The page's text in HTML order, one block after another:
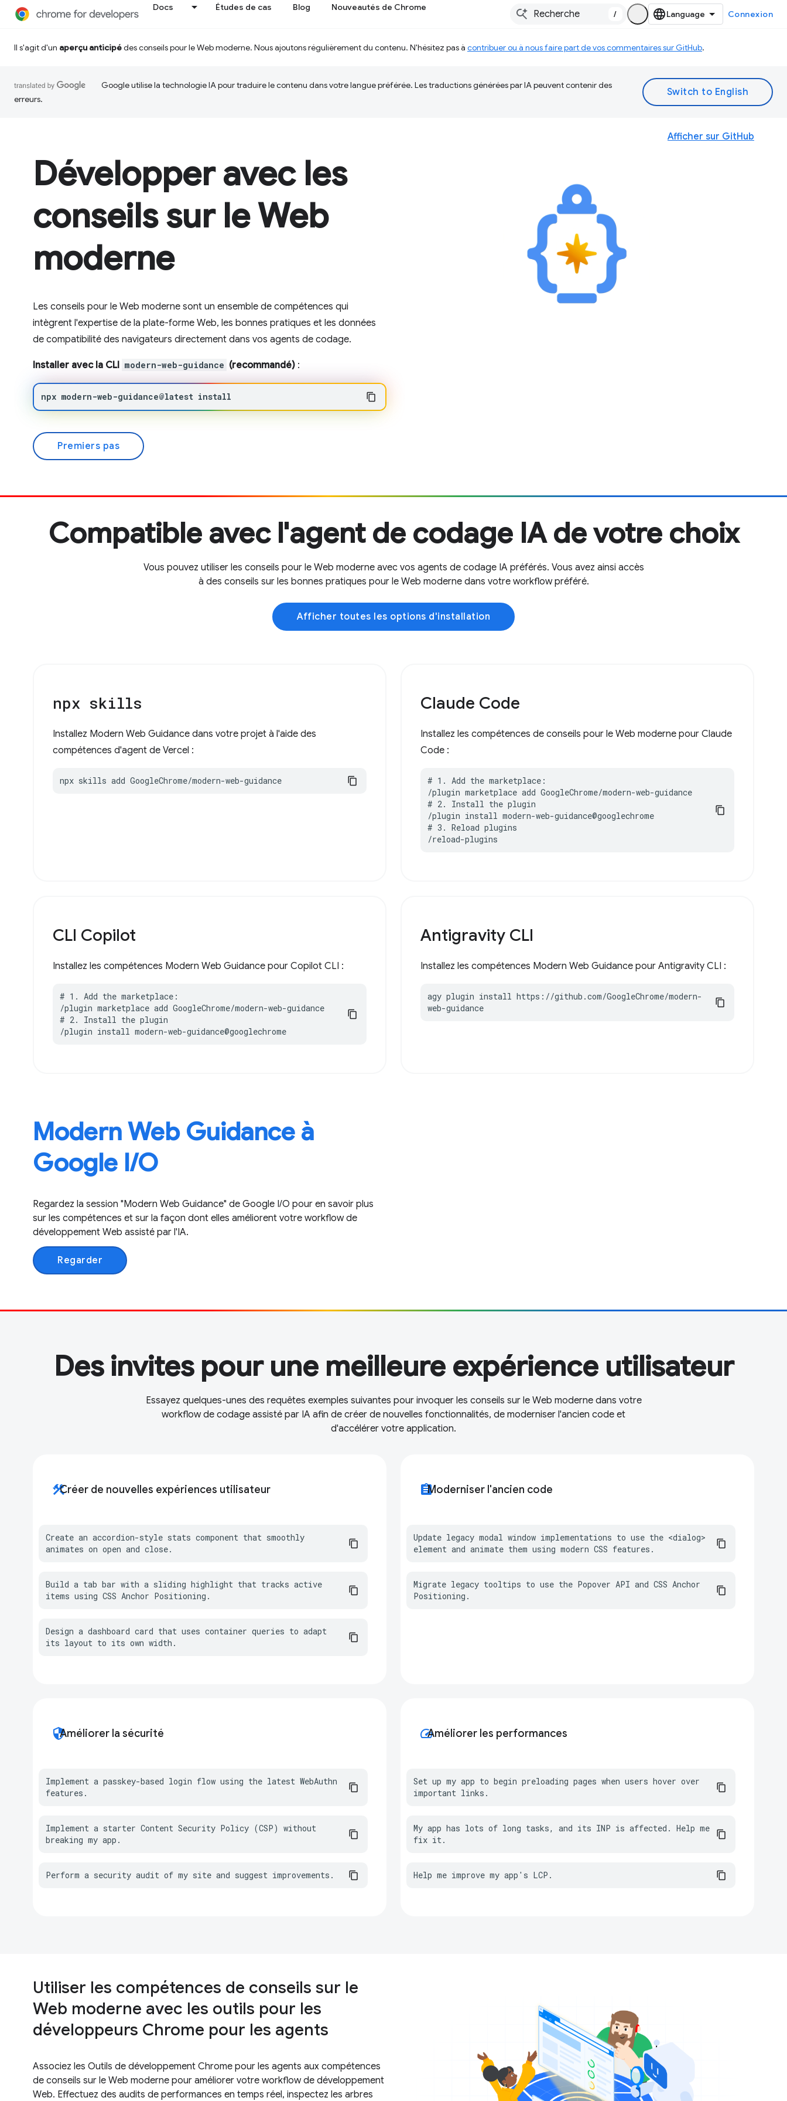
Docs Études de cas Blog Nouveautés de Chrome
/ Connexion
Il s'agit d'un aperçu anticipédes conseils pour le Web moderne. Nous ajoutons régulièrement du contenu. N'hésitez pas à contribuer ou à nous faire part de vos commentaires sur GitHub.
Google utilise la technologie IA pour traduire le contenu dans votre langue préférée. Les traductions générées par IA peuvent contenir des
erreurs.
Développer avec les
conseils sur le Web
moderne
Les conseils pour le Web moderne sont un ensemble de compétences qui
intègrent l'expertise de la plate-forme Web, les bonnes pratiques et les données
de compatibilité des navigateurs directement dans vos agents de codage.
Installer avec la CLI modern-web-guidance (recommandé) :
npx modern-web-guidance@latest install
Premiers pas
Afficher sur GitHub
Compatible avec l'agent de codage IA de votre choix
Vous pouvez utiliser les conseils pour le Web moderne avec vos agents de codage IA préférés. Vous avez ainsi accès
à des conseils sur les bonnes pratiques pour le Web moderne dans votre workflow préféré.
Afficher toutes les options d'installation
npx skills
Installez Modern Web Guidance dans votre projet à l'aide des
compétences d'agent de Vercel :
npx skills add GoogleChrome/modern-web-guidance
Claude Code
Installez les compétences de conseils pour le Web moderne pour Claude
Code :
# 1. Add the marketplace:
/plugin marketplace add GoogleChrome/modern-web-guidance
# 2. Install the plugin
/plugin install modern-web-guidance@googlechrome
# 3. Reload plugins
/reload-plugins
CLI Copilot
Installez les compétences Modern Web Guidance pour Copilot CLI :
# 1. Add the marketplace:
/plugin marketplace add GoogleChrome/modern-web-guidance
# 2. Install the plugin
/plugin install modern-web-guidance@googlechrome
Antigravity CLI
Installez les compétences Modern Web Guidance pour Antigravity CLI :
agy plugin install https://github.com/GoogleChrome/modern-
web-guidance
Modern Web Guidance à
Google I/O
Regardez la session "Modern Web Guidance" de Google I/O pour en savoir plus
sur les compétences et sur la façon dont elles améliorent votre workflow de
développement Web assisté par l'IA.
Regarder
Des invites pour une meilleure expérience utilisateur
Essayez quelques-unes des requêtes exemples suivantes pour invoquer les conseils sur le Web moderne dans votre
workflow de codage assisté par IA afin de créer de nouvelles fonctionnalités, de moderniser l'ancien code et
d'accélérer votre application.
constructionCréer de nouvelles expériences utilisateur
Create an accordion-style stats component that smoothly
animates on open and close.
Build a tab bar with a sliding highlight that tracks active
items using CSS Anchor Positioning.
Design a dashboard card that uses container queries to adapt
its layout to its own width.
assignmentModerniser l'ancien code
Update legacy modal window implementations to use the <dialog>
element and animate them using modern CSS features.
Migrate legacy tooltips to use the Popover API and CSS Anchor
Positioning.
securityAméliorer la sécurité
Implement a passkey-based login flow using the latest WebAuthn
features.
Implement a starter Content Security Policy (CSP) without
breaking my app.
Perform a security audit of my site and suggest improvements.
speedAméliorer les performances
Set up my app to begin preloading pages when users hover over
important links.
My app has lots of long tasks, and its INP is affected. Help me
fix it.
Help me improve my app's LCP.
Utiliser les compétences de conseils sur le
Web moderne avec les outils pour les
développeurs Chrome pour les agents
Associez les Outils de développement Chrome pour les agents aux compétences
de conseils sur le Web moderne pour améliorer votre workflow de développement
Web. Effectuez des audits de performances en temps réel, inspectez les arbres